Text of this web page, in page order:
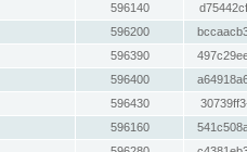
596140
596200
596390
596400
596430
596160